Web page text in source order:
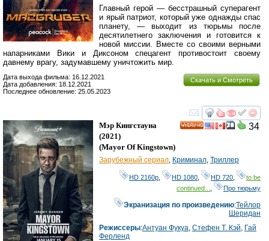
Главный герой — бесстрашный суперагент
и ярый патриот, который уже однажды спас
планету, — выходит из тюрьмы после
десятилетнего заключения и готовится к
новой миссии. Вместе со своими верными
напарниками Вики и Диксоном спецагент противостоит своему
давнему врагу, задумавшему уничтожить мир.
Скачать и Смотреть
Дата выхода фильма: 16.12.2021
Дата добавления: 18.12.2021
Последнее обновление: 25.05.2023
смотреть
34
Мэр Кингстауна
(2021)
(Mayor Of Kingstown)
Зарубежный сериал Криминал Триллер
HD 2160р HD 1080 HD 720
to be
continued...
Про тюрьму
Экранизация по произведению:Тейлор
Шеридан
Режиссеры:Антуан Фукуа Стефен Т. Кэй Гай
Ферленд